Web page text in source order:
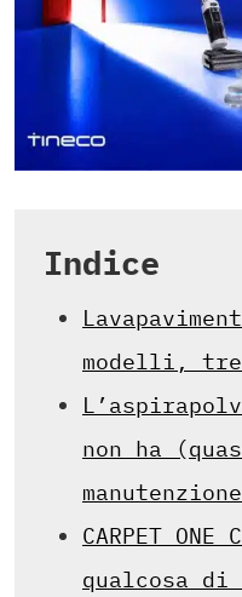
Indice
modelli,
non ha
manutenzione
CARPET
qualcosa